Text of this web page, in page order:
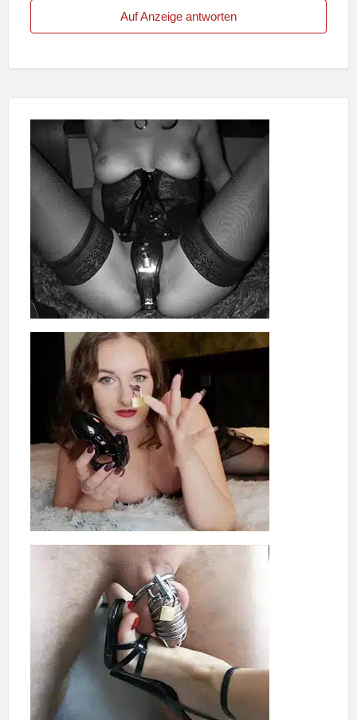
Auf Anzeige antworten